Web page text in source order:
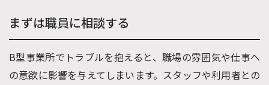
まずは職員に相談する
B型事業所でトラブルを抱えると、職場の雰囲気や仕事へ
の意欲に影響を与えてしまいます。スタッフや利用者との